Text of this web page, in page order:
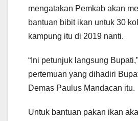
mengatakan Pemkab akan
bantuan bibit ikan untuk 30
kampung itu di 2019 nanti.
“Ini petunjuk langsung
pertemuan yang dihadiri
Demas Paulus Mandacan itu.
Untuk bantuan pakan ikan